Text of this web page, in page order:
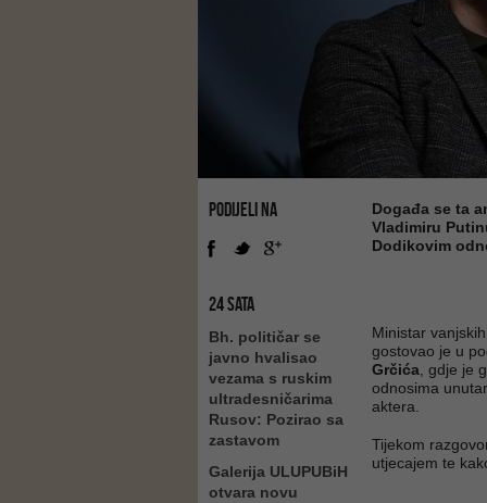
PODIJELI NA
24 SATA
Bh. političar se
javno hvalisao
vezama s ruskim
ultradesničarima
Rusov: Pozirao sa
zastavom
Galerija ULUPUBiH
otvara novu
Događa se ta
Vladimiru
Dodikovim
Ministar
gostovao je u
Grčića , gdje je
odnosima
aktera.
Tijekom
utjecajem te